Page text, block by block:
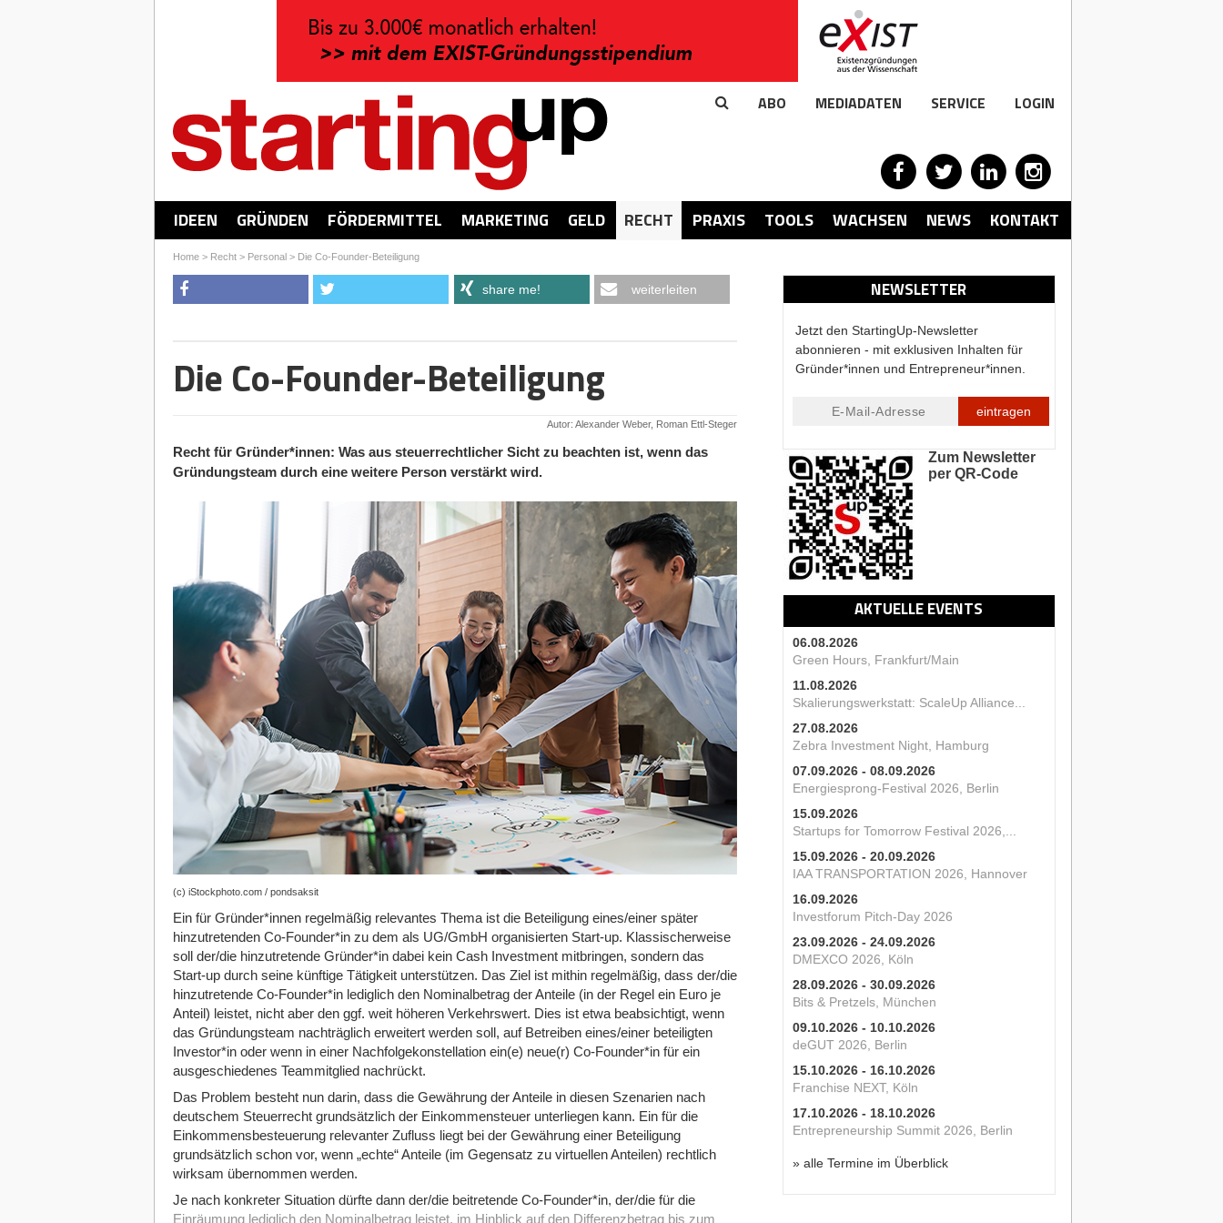
ABO MEDIADATEN SERVICE LOGIN
IDEEN GRÜNDEN FÖRDERMITTEL MARKETING GELD RECHT PRAXIS TOOLS WACHSEN NEWS KONTAKT
Home> Recht> Personal> Die Co-Founder-Beteiligung
NEWSLETTER
Jetzt den StartingUp-Newsletter
abonnieren - mit exklusiven Inhalten für
Gründer*innen und Entrepreneur*innen.
eintragen
Zum Newsletter
per QR-Code
AKTUELLE EVENTS
06.08.2026
Green Hours, Frankfurt/Main
11.08.2026
Skalierungswerkstatt: ScaleUp Alliance...
27.08.2026
Zebra Investment Night, Hamburg
07.09.2026 - 08.09.2026
Energiesprong-Festival 2026, Berlin
15.09.2026
Startups for Tomorrow Festival 2026,...
15.09.2026 - 20.09.2026
IAA TRANSPORTATION 2026, Hannover
16.09.2026
Investforum Pitch-Day 2026
23.09.2026 - 24.09.2026
DMEXCO 2026, Köln
28.09.2026 - 30.09.2026
Bits & Pretzels, München
09.10.2026 - 10.10.2026
deGUT 2026, Berlin
15.10.2026 - 16.10.2026
Franchise NEXT, Köln
17.10.2026 - 18.10.2026
Entrepreneurship Summit 2026, Berlin
» alle Termine im Überblick
share me! weiterleiten
Die Co-Founder-Beteiligung
Autor: Alexander Weber, Roman Ettl-Steger
Recht für Gründer*innen: Was aus steuerrechtlicher Sicht zu beachten ist, wenn das
Gründungsteam durch eine weitere Person verstärkt wird.
(c) iStockphoto.com / pondsaksit
Ein für Gründer*innen regelmäßig relevantes Thema ist die Beteiligung eines/einer später
hinzutretenden Co-Founder*in zu dem als UG/GmbH organisierten Start-up. Klassischerweise
soll der/die hinzutretende Gründer*in dabei kein Cash Investment mitbringen, sondern das
Start-up durch seine künftige Tätigkeit unterstützen. Das Ziel ist mithin regelmäßig, dass der/die
hinzutretende Co-Founder*in lediglich den Nominalbetrag der Anteile (in der Regel ein Euro je
Anteil) leistet, nicht aber den ggf. weit höheren Verkehrswert. Dies ist etwa beabsichtigt, wenn
das Gründungsteam nachträglich erweitert werden soll, auf Betreiben eines/einer beteiligten
Investor*in oder wenn in einer Nachfolgekonstellation ein(e) neue(r) Co-Founder*in für ein
ausgeschiedenes Teammitglied nachrückt.
Das Problem besteht nun darin, dass die Gewährung der Anteile in diesen Szenarien nach
deutschem Steuerrecht grundsätzlich der Einkommensteuer unterliegen kann. Ein für die
Einkommensbesteuerung relevanter Zufluss liegt bei der Gewährung einer Beteiligung
grundsätzlich schon vor, wenn „echte“ Anteile (im Gegensatz zu virtuellen Anteilen) rechtlich
wirksam übernommen werden.
Je nach konkreter Situation dürfte dann der/die beitretende Co-Founder*in, der/die für die
Einräumung lediglich den Nominalbetrag leistet, im Hinblick auf den Differenzbetrag bis zum